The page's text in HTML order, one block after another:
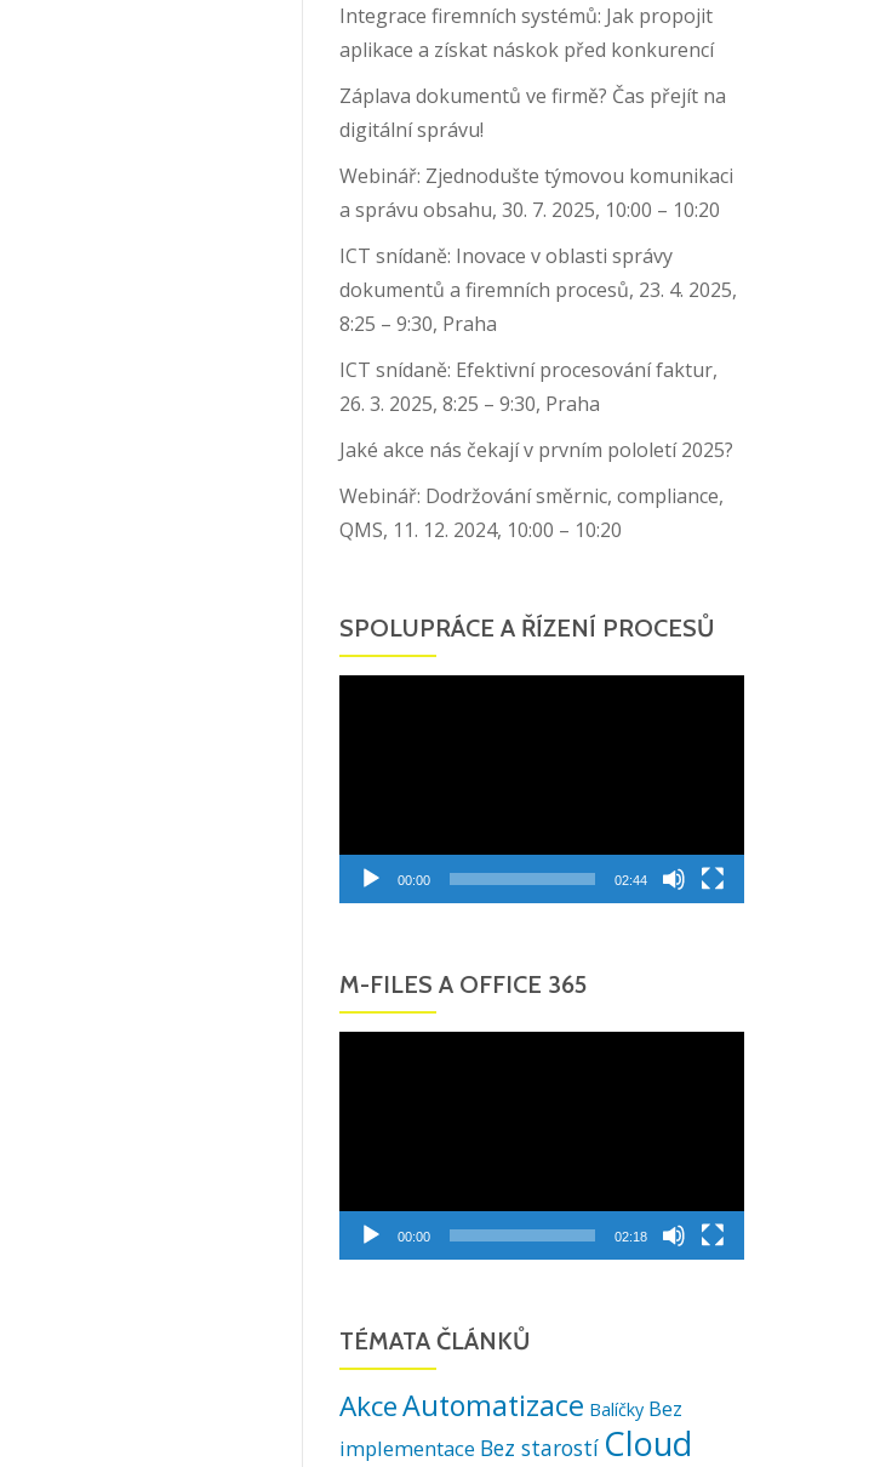
Integrace firemních systémů: Jak propojit
aplikace a získat náskok před konkurencí
Záplava dokumentů ve firmě? Čas přejít na
digitální správu!
Webinář: Zjednodušte týmovou komunikaci
a správu obsahu, 30. 7. 2025, 10:00 – 10:20
ICT snídaně: Inovace v oblasti správy
dokumentů a firemních procesů, 23. 4. 2025,
8:25 – 9:30, Praha
ICT snídaně: Efektivní procesování faktur,
26. 3. 2025, 8:25 – 9:30, Praha
Jaké akce nás čekají v prvním pololetí 2025?
Webinář: Dodržování směrnic, compliance,
QMS, 11. 12. 2024, 10:00 – 10:20
SPOLUPRÁCE A ŘÍZENÍ PROCESŮ
00:00 02:44
M-FILES A OFFICE 365
00:00 02:18
TÉMATA ČLÁNKŮ
AkceAutomatizace Balíčky Bez
implementace Bez starostí Cloud